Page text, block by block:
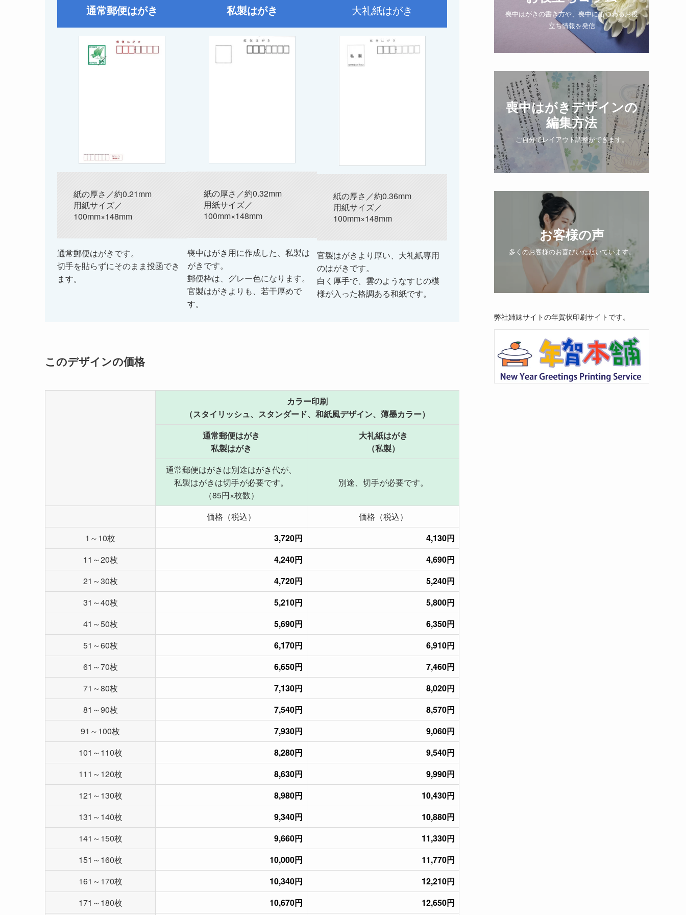
通常郵便はがき
紙の厚さ／約0.21mm
用紙サイズ／
100mm×148mm
通常郵便はがきです。
切手を貼らずにそのまま投函でき
ます。
私製はがき
紙の厚さ／約0.32mm
用紙サイズ／
100mm×148mm
喪中はがき用に作成した、私製は
がきです。
郵便枠は、グレー色になります。
官製はがきよりも、若干厚めで
す。
大礼紙はがき
紙の厚さ／約0.36mm
用紙サイズ／
100mm×148mm
官製はがきより厚い、大礼紙専用
のはがきです。
白く厚手で、雲のようなすじの模
様が入った格調ある和紙です。
このデザインの価格
カラー印刷
（スタイリッシュ、スタンダード、和紙風デザイン、薄墨カラー）
通常郵便はがき
私製はがき
大礼紙はがき
（私製）
通常郵便はがきは別途はがき代が、
私製はがきは切手が必要です。
（85円×枚数）
別途、切手が必要です。
価格（税込）
価格（税込）
1～10枚
3,720円
4,130円
11～20枚
4,240円
4,690円
21～30枚
4,720円
5,240円
31～40枚
5,210円
5,800円
41～50枚
5,690円
6,350円
51～60枚
6,170円
6,910円
61～70枚
6,650円
7,460円
71～80枚
7,130円
8,020円
81～90枚
7,540円
8,570円
91～100枚
7,930円
9,060円
101～110枚
8,280円
9,540円
111～120枚
8,630円
9,990円
121～130枚
8,980円
10,430円
131～140枚
9,340円
10,880円
141～150枚
9,660円
11,330円
151～160枚
10,000円
11,770円
161～170枚
10,340円
12,210円
171～180枚
10,670円 12,650円
喪中はがきの書き方や、喪中にまつわるお役
立ち情報を発信
喪中はがきデザインの
編集方法
ご自分でレイアウト調整ができます。
お客様の声
多くのお客様のお喜びいただいています。
弊社姉妹サイトの年賀状印刷サイトです。